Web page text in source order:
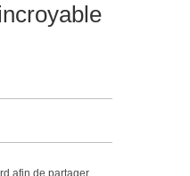
afin de partager